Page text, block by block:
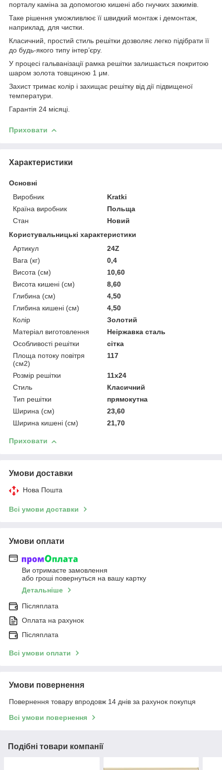
порталу каміна за допомогою кишені або гнучких зажимів.
Таке рішення уможливлює її швидкий монтаж і демонтаж,
наприклад, для чистки.
Класичний, простий стиль решітки дозволяє легко підібрати її
до будь-якого типу інтер’єру.
У процесі гальванізації рамка решітки залишається покритою
шаром золота товщиною 1 μм.
Захист тримає колір і захищає решітку від дії підвищеної
температури.
Гарантія 24 місяці.
Приховати
Характеристики
Основні
Виробник
Kratki
Країна виробник
Польща
Стан
Новий
Користувальницькі характеристики
Артикул
24Z
Вага (кг)
0,4
Висота (см)
10,60
Висота кишені (см)
8,60
Глибина (см)
4,50
Глибина кишені (см)
4,50
Колір
Золотий
Матеріал виготовлення
Неіржавка сталь
Особливості решітки
сітка
Площа потоку повітря
(см2)
117
Розмір решітки
11x24
Стиль
Класичний
Тип решітки
прямокутна
Ширина (см)
23,60
Ширина кишені (см)
21,70
Приховати
Умови доставки
Нова Пошта
Всі умови доставки
Умови оплати
Ви отримаєте замовлення
або гроші повернуться на вашу картку
Детальніше
Післяплата
Оплата на рахунок
Післяплата
Всі умови оплати
Умови повернення
Повернення товару впродовж 14 днів за рахунок покупця
Всі умови повернення
Подібні товари компанії